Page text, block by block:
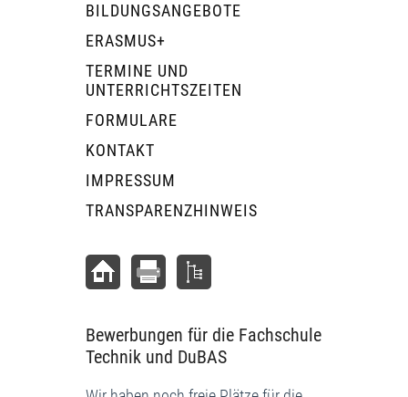
BILDUNGSANGEBOTE
ERASMUS+
TERMINE UND
UNTERRICHTSZEITEN
FORMULARE
KONTAKT
IMPRESSUM
TRANSPARENZHINWEIS
Bewerbungen für die Fachschule
Technik und DuBAS